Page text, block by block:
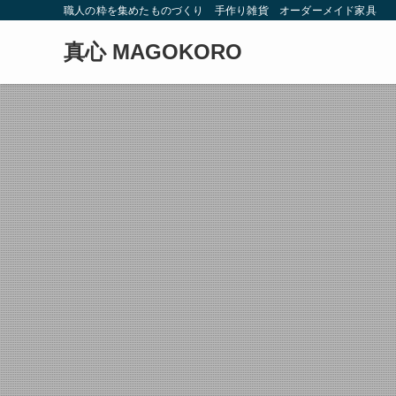
職人の粋を集めたものづくり 手作り雑貨 オーダーメイド家具
真心 MAGOKORO